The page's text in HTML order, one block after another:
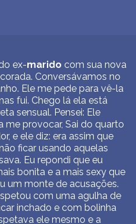
ex-marido com sua nova
Conversávamos no
Ele me pede para vê-la
fui. Chego lá ela está
sensual. Pensei: Ele
me provocar, Sai do quarto
e ele diz: era assim que
ficar usando aquelas
Eu repondi que eu
bonita e a mais sexy que
um monte de acusações.
com uma agulha de
inchado e com bolinha
ele mesmo e a